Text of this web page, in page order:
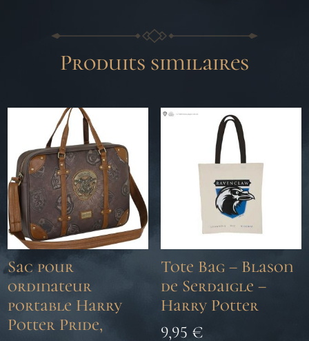
Produits similaires
Sac pour
ordinateur
portable Harry
Potter Pride,
Tote Bag – Blason
de Serdaigle –
Harry Potter
9,95 €